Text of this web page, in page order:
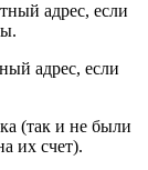
адрес, если
адрес, если
(так и не были
их счет).